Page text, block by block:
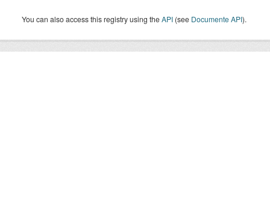
You can also access this registry using theAPI (see Documente API).